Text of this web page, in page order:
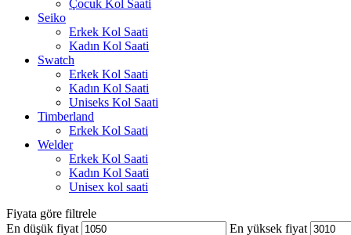
Çocuk Kol Saati
Seiko
Erkek Kol Saati
Kadın Kol Saati
Swatch
Erkek Kol Saati
Kadın Kol Saati
Uniseks Kol Saati
Timberland
Erkek Kol Saati
Welder
Erkek Kol Saati
Kadın Kol Saati
Unisex kol saati
Fiyata göre filtrele
En düşük fiyat
En yüksek fiyat